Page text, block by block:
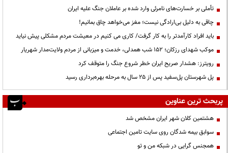
تأملی بر خسارت‌های نامرئی وارد شده بر عاملان جنگ علیه ایران
چاقی به دلیل بی‌ارادگی نیست؛ مغز می‌خواهد چاق بمانیم!
باید افراد کارآمدتر را به کار گرفت/ کاری می کنیم در معیشت مردم مشکلی پیش نیاید
موکب شهدای رزکان؛ ۱۵۲ شب همدلی، خدمت و میزبانی از مردم ولایت‌مدار شهریار
رویترز: هشدار صریح ایران خطر شروع جنگ را متوقف کرد
پل شهرستان پل‌سفید پس از ۲۵ سال به مرحله بهره‌برداری رسید
پربحث ترین عناوین
هشتمین کلان شهر ایران مشخص شد
سوابق بیمه شدگان روی سایت تامین اجتماعی
همجنس گرایی در شبکه من و تو